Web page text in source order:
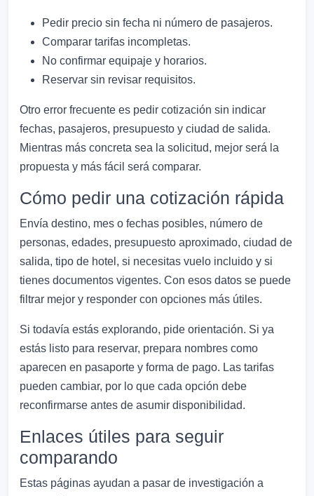
Pedir precio sin fecha ni número de pasajeros.
Comparar tarifas incompletas.
No confirmar equipaje y horarios.
Reservar sin revisar requisitos.
Otro error frecuente es pedir cotización sin indicar
fechas, pasajeros, presupuesto y ciudad de salida.
Mientras más concreta sea la solicitud, mejor será la
propuesta y más fácil será comparar.
Cómo pedir una cotización rápida
Envía destino, mes o fechas posibles, número de
personas, edades, presupuesto aproximado, ciudad de
salida, tipo de hotel, si necesitas vuelo incluido y si
tienes documentos vigentes. Con esos datos se puede
filtrar mejor y responder con opciones más útiles.
Si todavía estás explorando, pide orientación. Si ya
estás listo para reservar, prepara nombres como
aparecen en pasaporte y forma de pago. Las tarifas
pueden cambiar, por lo que cada opción debe
reconfirmarse antes de asumir disponibilidad.
Enlaces útiles para seguir
comparando
Estas páginas ayudan a pasar de investigación a